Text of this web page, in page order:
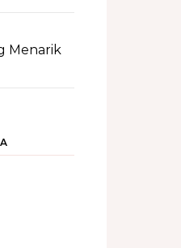
Menarik